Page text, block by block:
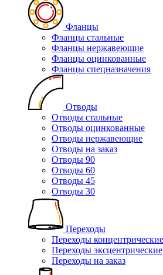
Фланцы
Фланцы стальные
Фланцы нержавеющие
Фланцы оцинкованные
Фланцы спецназначения
Отводы
Отводы стальные
Отводы оцинкованные
Отводы нержавеющие
Отводы на заказ
Отводы 90
Отводы 60
Отводы 45
Отводы 30
Переходы
Переходы концентрические
Переходы эксцентрические
Переходы на заказ